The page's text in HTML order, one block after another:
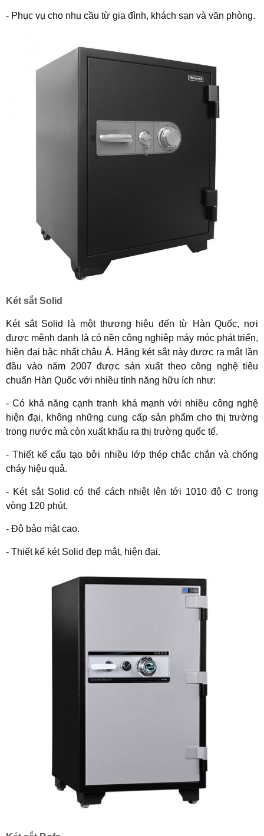
- Phục vụ cho nhu cầu từ gia đình, khách sạn và văn phòng.
Két sắt Solid
Két sắt Solid là một thương hiệu đến từ Hàn Quốc, nơi
được mệnh danh là có nền công nghiệp máy móc phát triển,
hiện đại bậc nhất châu Á. Hãng két sắt này được ra mắt lần
đầu vào năm 2007 được sản xuất theo công nghệ tiêu
chuẩn Hàn Quốc với nhiều tính năng hữu ích như:
- Có khả năng cạnh tranh khá mạnh với nhiều công nghệ
hiện đại, không những cung cấp sản phẩm cho thị trường
trong nước mà còn xuất khẩu ra thị trường quốc tế.
- Thiết kế cấu tạo bởi nhiều lớp thép chắc chắn và chống
cháy hiệu quả.
- Két sắt Solid có thể cách nhiệt lên tới 1010 độ C trong
vòng 120 phút.
- Độ bảo mật cao.
- Thiết kế két Solid đẹp mắt, hiện đại.